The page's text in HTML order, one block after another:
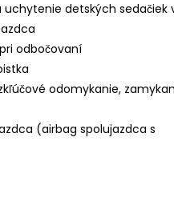
uchytenie detských sedačiek
odbočovaní
odomykanie,
(airbag spolujazdca s